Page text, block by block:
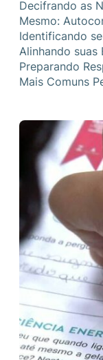
Decifrando as
Mesmo:
Identificando
Alinhando suas
Preparando
Mais Comuns